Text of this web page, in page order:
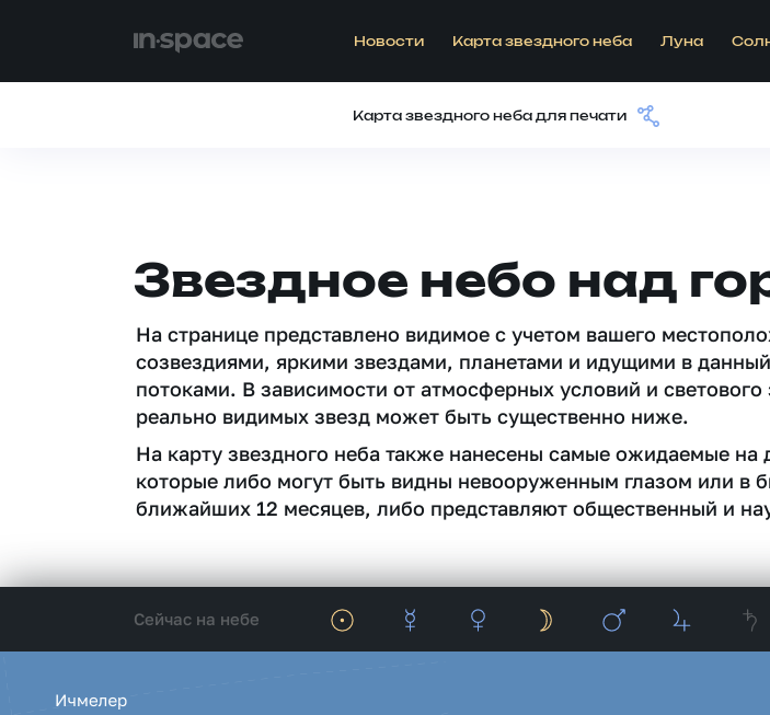
Новости Карта звездного неба Луна
Карта звездного неба для печати
Звездное небо над
На странице представлено видимое c учетом вашего
созвездиями, яркими звездами, планетами и идущими в
потоками. В зависимости от атмосферных условий и светового
реально видимых звезд может быть существенно ниже.
На карту звездного неба также нанесены самые ожидаемые
которые либо могут быть видны невооруженным глазом или в
ближайших 12 месяцев, либо представляют общественный и
Сейчас на небе